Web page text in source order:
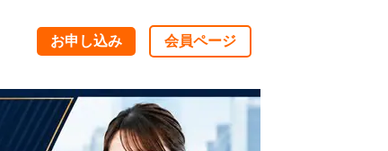
お申し込み 会員ページ